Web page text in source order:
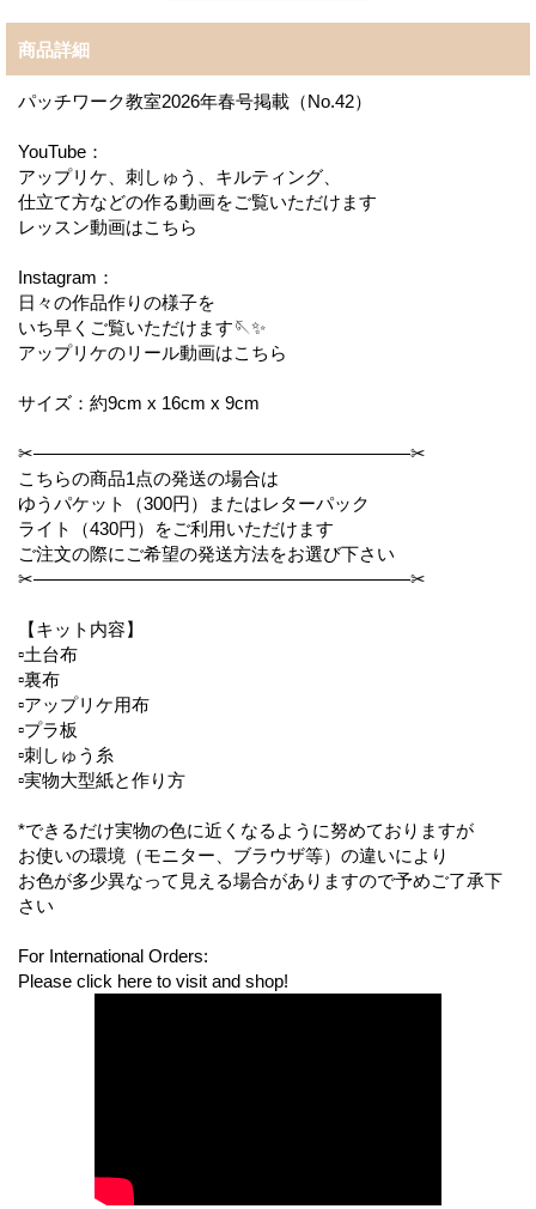
商品詳細
パッチワーク教室2026年春号掲載（No.42）
YouTube：
アップリケ、刺しゅう、キルティング、
仕立て方などの作る動画をご覧いただけます
レッスン動画はこちら
Instagram：
日々の作品作りの様子を
いち早くご覧いただけます🪡✨
アップリケのリール動画はこちら
サイズ：約9cm x 16cm x 9cm
✂︎—————————————————————✂︎
こちらの商品1点の発送の場合は
ゆうパケット（300円）またはレターパック
ライト（430円）をご利用いただけます
ご注文の際にご希望の発送方法をお選び下さい
✂︎—————————————————————✂︎
【キット内容】
▫️土台布
▫️裏布
▫️アップリケ用布
▫️プラ板
▫️刺しゅう糸
▫️実物大型紙と作り方
*できるだけ実物の色に近くなるように努めておりますが
お使いの環境（モニター、ブラウザ等）の違いにより
お色が多少異なって見える場合がありますので予めご了承下
さい
For International Orders:
Please click here to visit and shop!